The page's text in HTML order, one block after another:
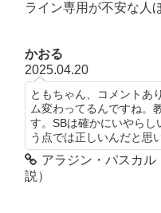
ライン専用が不安な人
かおる
2025.04.20
ともちゃん、コメントあ
ム変わってるんですね。
す。SBは確かにいやら
う点では正しいんだと思
アラジン・パスカ
説）